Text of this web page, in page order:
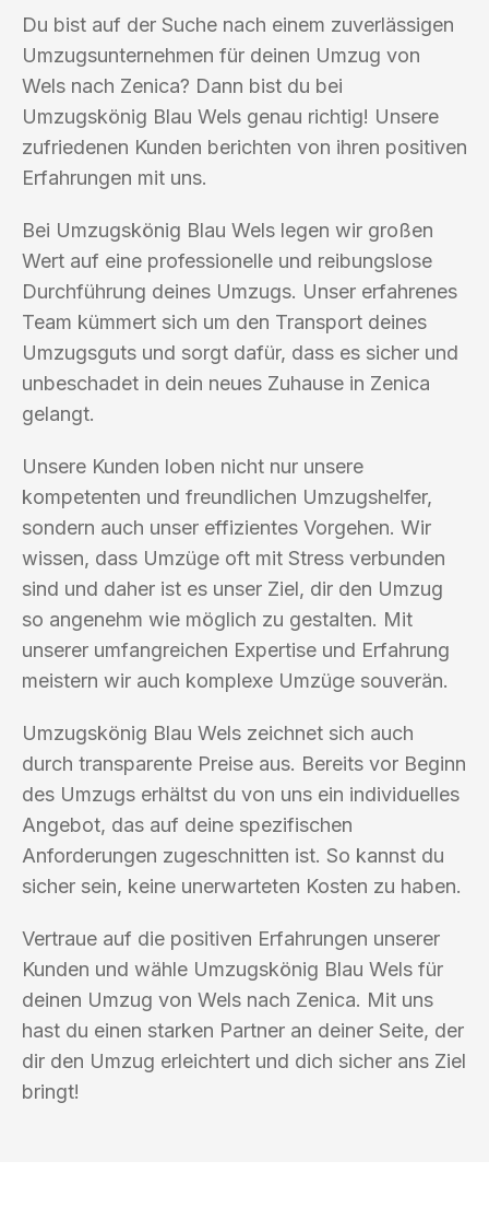
Du bist auf der Suche nach einem zuverlässigen
Umzugsunternehmen für deinen Umzug von
Wels nach Zenica? Dann bist du bei
Umzugskönig Blau Wels genau richtig! Unsere
zufriedenen Kunden berichten von ihren positiven
Erfahrungen mit uns.
Bei Umzugskönig Blau Wels legen wir großen
Wert auf eine professionelle und reibungslose
Durchführung deines Umzugs. Unser erfahrenes
Team kümmert sich um den Transport deines
Umzugsguts und sorgt dafür, dass es sicher und
unbeschadet in dein neues Zuhause in Zenica
gelangt.
Unsere Kunden loben nicht nur unsere
kompetenten und freundlichen Umzugshelfer,
sondern auch unser effizientes Vorgehen. Wir
wissen, dass Umzüge oft mit Stress verbunden
sind und daher ist es unser Ziel, dir den Umzug
so angenehm wie möglich zu gestalten. Mit
unserer umfangreichen Expertise und Erfahrung
meistern wir auch komplexe Umzüge souverän.
Umzugskönig Blau Wels zeichnet sich auch
durch transparente Preise aus. Bereits vor Beginn
des Umzugs erhältst du von uns ein individuelles
Angebot, das auf deine spezifischen
Anforderungen zugeschnitten ist. So kannst du
sicher sein, keine unerwarteten Kosten zu haben.
Vertraue auf die positiven Erfahrungen unserer
Kunden und wähle Umzugskönig Blau Wels für
deinen Umzug von Wels nach Zenica. Mit uns
hast du einen starken Partner an deiner Seite, der
dir den Umzug erleichtert und dich sicher ans Ziel
bringt!